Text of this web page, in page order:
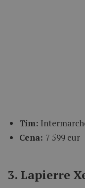
Tím:
Cena: 7 599 eur
3. Lapierre